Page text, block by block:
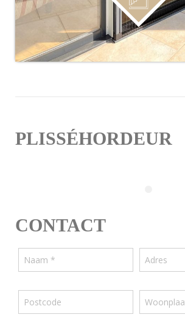
PLISSÉHORDEUR
CONTACT